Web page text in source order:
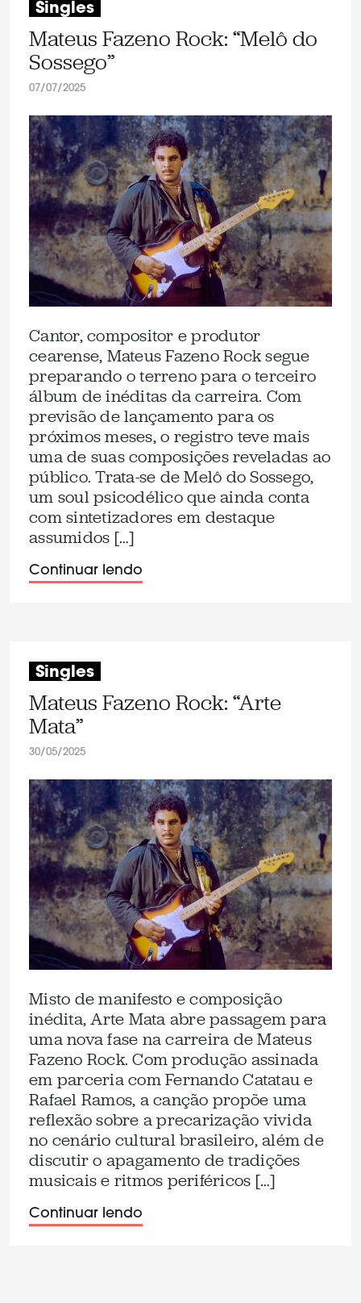
Singles
Mateus Fazeno Rock: “Melô do
Sossego”
07/07/2025
Cantor, compositor e produtor
cearense, Mateus Fazeno Rock segue
preparando o terreno para o terceiro
álbum de inéditas da carreira. Com
previsão de lançamento para os
próximos meses, o registro teve mais
uma de suas composições reveladas ao
público. Trata-se de Melô do Sossego,
um soul psicodélico que ainda conta
com sintetizadores em destaque
assumidos […]
Continuar lendo
Singles
Mateus Fazeno Rock: “Arte
Mata”
30/05/2025
Misto de manifesto e composição
inédita, Arte Mata abre passagem para
uma nova fase na carreira de Mateus
Fazeno Rock. Com produção assinada
em parceria com Fernando Catatau e
Rafael Ramos, a canção propõe uma
reflexão sobre a precarização vivida
no cenário cultural brasileiro, além de
discutir o apagamento de tradições
musicais e ritmos periféricos […]
Continuar lendo